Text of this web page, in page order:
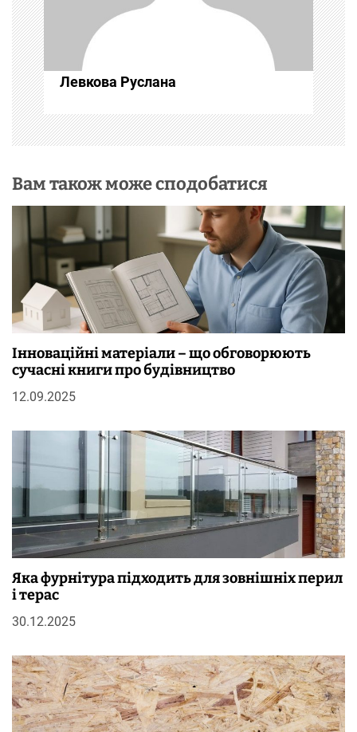
и
с
і
в
Левкова Руслана
Вам також може сподобатися
Інноваційні матеріали – що обговорюють
сучасні книги про будівництво
12.09.2025
Яка фурнітура підходить для зовнішніх перил
і терас
30.12.2025